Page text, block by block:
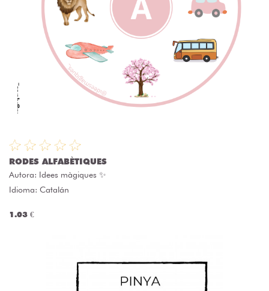
RODES ALFABÈTIQUES
Autora: Idees màgiques ✨
Idioma: Catalán
1.03 €